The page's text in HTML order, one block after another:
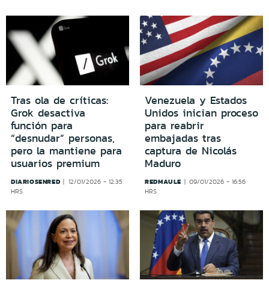
Tras ola de críticas:
Grok desactiva
función para
“desnudar” personas,
pero la mantiene para
usuarios premium
DIARIOSENRED
12/01/2026 - 12:35
HRS
Venezuela y Estados
Unidos inician proceso
para reabrir
embajadas tras
captura de Nicolás
Maduro
REDMAULE
09/01/2026 - 16:56
HRS